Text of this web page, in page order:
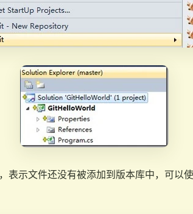
表示文件还没有被添加到版本库中，可